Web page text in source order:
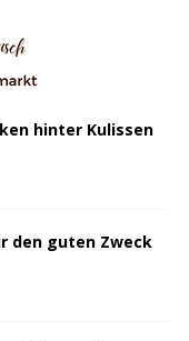
hinter Kulissen
den guten Zweck